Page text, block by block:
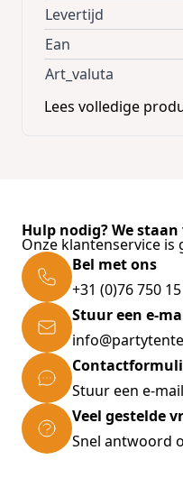
Levertijd
Ean
Art_valuta
Lees volledige
Hulp nodig? We
Onze klantenservice is
Bel met ons
+31 (0)76 750 15
Stuur een e-
Stuur een e-mail
Veel gestelde
Snel antwoord